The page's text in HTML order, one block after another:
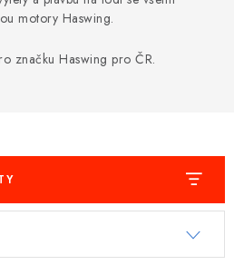
motory Haswing.
značku Haswing pro ČR.